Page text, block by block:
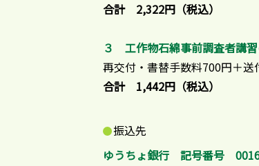
合計 2,322円（税込）
３ 工作物石綿事前調査者講習
再交付・書替手数料700円＋送
合計 1,442円（税込）
振込先
ゆうちょ銀行 記号番号